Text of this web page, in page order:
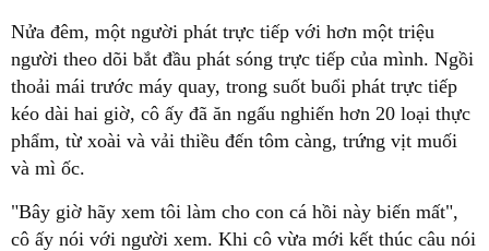
Nửa đêm, một người phát trực tiếp với hơn một triệu
người theo dõi bắt đầu phát sóng trực tiếp của mình. Ngồi
thoải mái trước máy quay, trong suốt buổi phát trực tiếp
kéo dài hai giờ, cô ấy đã ăn ngấu nghiến hơn 20 loại thực
phẩm, từ xoài và vải thiều đến tôm càng, trứng vịt muối
và mì ốc.
"Bây giờ hãy xem tôi làm cho con cá hồi này biến mất",
cô ấy nói với người xem. Khi cô vừa mới kết thúc câu nói